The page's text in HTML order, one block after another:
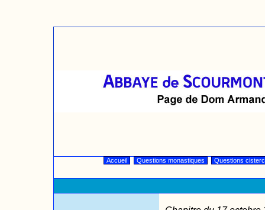
Accueil Questions monastiques Questions